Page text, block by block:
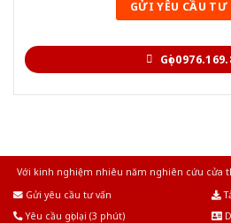
Gọi
Với kinh nghiệm nhiêu năm nghiên cứu cửa
Gửi yêu cầu tư vấn
Yêu cầu gọi lại (3 phút)